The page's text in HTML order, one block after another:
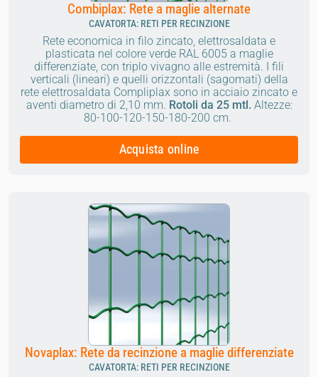
Combiplax: Rete a maglie alternate
CAVATORTA: RETI PER RECINZIONE
Rete economica in filo zincato, elettrosaldata e
plasticata nel colore verde RAL 6005 a maglie
differenziate, con triplo vivagno alle estremità. I fili
verticali (lineari) e quelli orizzontali (sagomati) della
rete elettrosaldata Compliplax sono in acciaio zincato e
aventi diametro di 2,10 mm. Rotoli da 25 mtl. Altezze:
80-100-120-150-180-200 cm.
Acquista online
Novaplax: Rete da recinzione a maglie differenziate
CAVATORTA: RETI PER RECINZIONE